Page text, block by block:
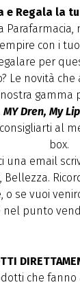
e Regala la
con i
per
Le novità
gamma
MY Dren, My
al
box.
una email
Bellezza.
o se vuoi
punto
che